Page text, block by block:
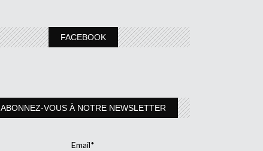
FACEBOOK
ABONNEZ-VOUS À NOTRE NEWSLETTER
Email*